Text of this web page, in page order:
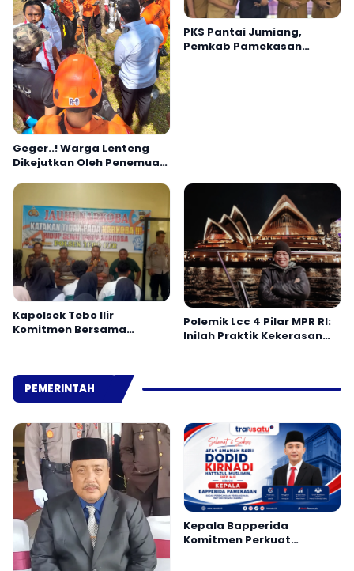
Geger..! Warga Lenteng
Dikejutkan Oleh Penemuan
PKS Pantai Jumiang,
Pemkab Pamekasan
Kapolsek Tebo Ilir
Komitmen Bersama
Polisi
Polemik Lcc 4 Pilar MPR RI:
Inilah Praktik Kekerasan
PEMERINTAH
Kepala Bapperida
Komitmen Perkuat